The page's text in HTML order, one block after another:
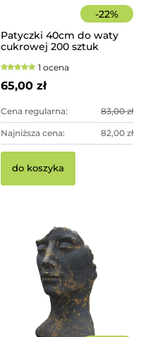
-22%
Patyczki 40cm do waty
cukrowej 200 sztuk
1 ocena
65,00 zł
Cena regularna: 83,00 zł
Najniższa cena: 82,00 zł
do koszyka